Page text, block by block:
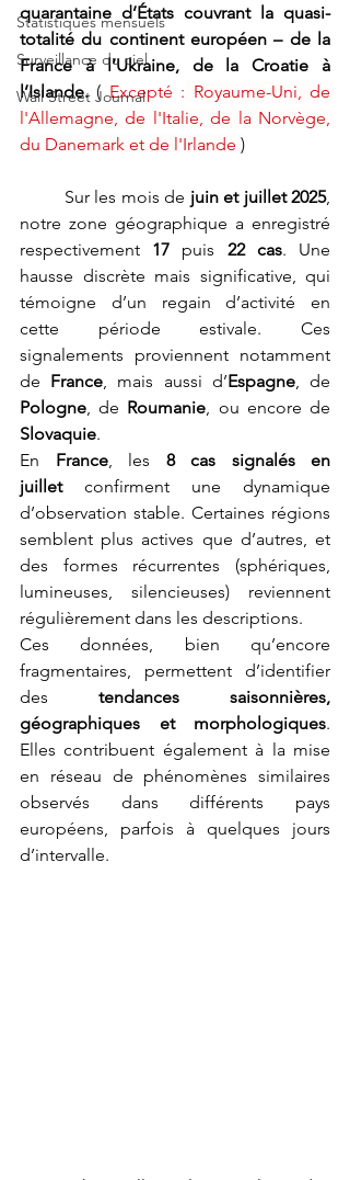
Statistiques mensuels
Surveillance du ciel
Wall Street Journal
quarantaine d’États couvrant la quasi-
totalité du continent européen – de la
France à l’Ukraine, de la Croatie à
l’Islande. ( Excepté : Royaume-Uni, de
l'Allemagne, de l'Italie, de la Norvège,
du Danemark et de l'Irlande )
	Sur les mois de
juin et juillet 2025,
notre zone géographique a enregistré
respectivement 17 puis 22 cas. Une
hausse discrète mais significative, qui
témoigne d’un regain d’activité en
cette période estivale. Ces
signalements proviennent notamment
de France , mais aussi d’Espagne
Pologne , de Roumanie
Slovaquie.
En France, les 8 cas signalés en
juillet confirment une dynamique
d’observation stable. Certaines régions
semblent plus actives que d’autres, et
des formes récurrentes (sphériques,
lumineuses, silencieuses) reviennent
régulièrement dans les descriptions.
Ces données, bien qu’encore
fragmentaires, permettent d’identifier
des tendances saisonnières,
géographiques et morphologiques.
Elles contribuent également à la mise
en réseau de phénomènes similaires
observés dans différents pays
européens, parfois à quelques jours
d’intervalle.